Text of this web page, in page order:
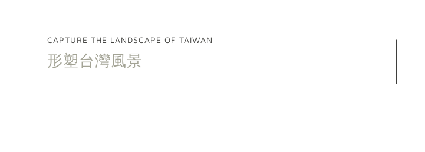
CAPTURE THE LANDSCAPE OF TAIWAN
形塑台灣風景